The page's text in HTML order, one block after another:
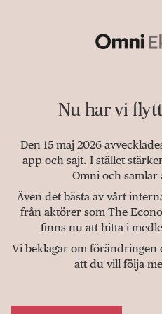
Nu har vi
Den 15 maj 2026
app och sajt. I stället
Omni och
Även det bästa av vårt
från aktörer som The
finns nu att hitta i
Vi beklagar om förändringen
att du vill följa